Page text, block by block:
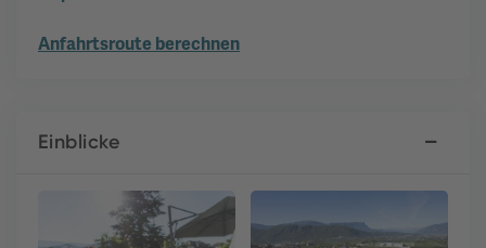
Anfahrtsroute berechnen
Einblicke